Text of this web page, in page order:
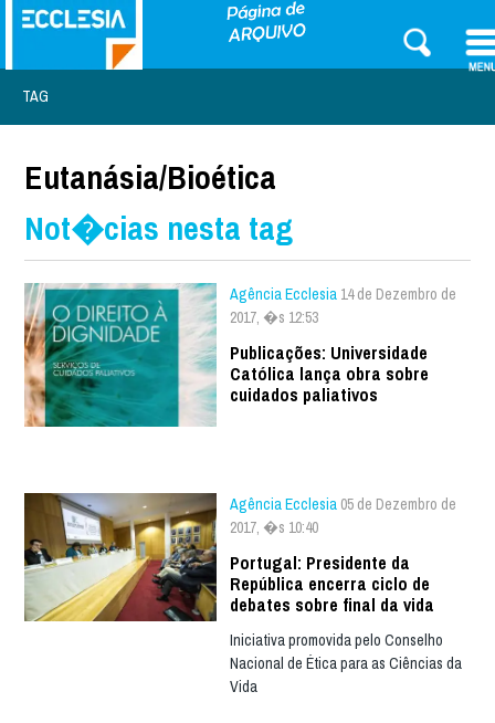
TAG
Eutanásia/Bioética
Not�cias nesta tag
Agência Ecclesia 14 de Dezembro de
2017, �s 12:53
Publicações: Universidade
Católica lança obra sobre
cuidados paliativos
Agência Ecclesia 05 de Dezembro de
2017, �s 10:40
Portugal: Presidente da
República encerra ciclo de
debates sobre final da vida
Iniciativa promovida pelo Conselho
Nacional de Ética para as Ciências da
Vida